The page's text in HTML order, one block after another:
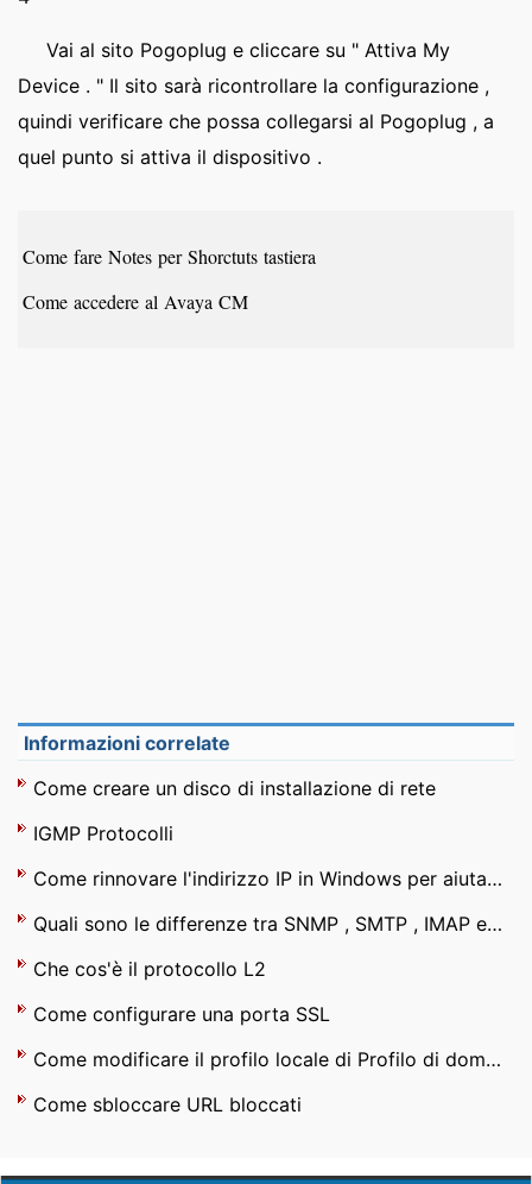
Vai al sito Pogoplug e cliccare su " Attiva My
Device . " Il sito sarà ricontrollare la configurazione ,
quindi verificare che possa collegarsi al Pogoplug , a
quel punto si attiva il dispositivo .
Come fare Notes per Shorctuts tastiera
Come accedere al Avaya CM
Informazioni correlate
Come creare un disco di installazione di rete
IGMP Protocolli
Come rinnovare l'indirizzo IP in Windows per aiutare la vostra connessione internet
Quali sono le differenze tra SNMP , SMTP , IMAP e IMNP ?
Che cos'è il protocollo L2
Come configurare una porta SSL
Come modificare il profilo locale di Profilo di dominio
Come sbloccare URL bloccati